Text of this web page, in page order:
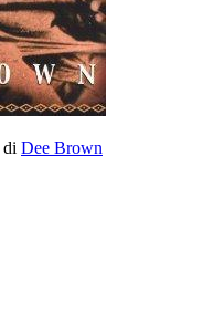
di Dee Brown